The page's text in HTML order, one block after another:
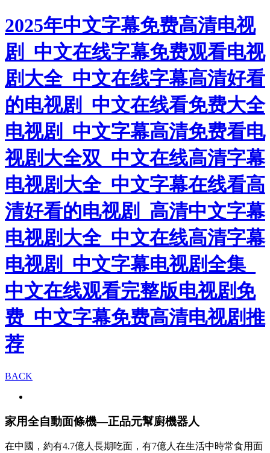
2025年中文字幕免费高清电视
剧_中文在线字幕免费观看电视
剧大全_中文在线字幕高清好看
的电视剧_中文在线看免费大全
电视剧_中文字幕高清免费看电
视剧大全双_中文在线高清字幕
电视剧大全_中文字幕在线看高
清好看的电视剧_高清中文字幕
电视剧大全_中文在线高清字幕
电视剧_中文字幕电视剧全集_
中文在线观看完整版电视剧免
费_中文字幕免费高清电视剧推
荐
BACK
家用全自動面條機—正品元幫廚機器人
在中國，約有4.7億人長期吃面，有7億人在生活中時常食用面